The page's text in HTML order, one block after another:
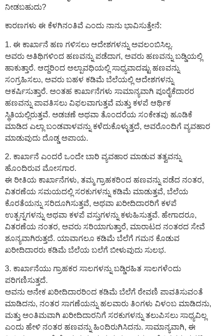
ನೀಡಬಹುದು?
ಕಾರಣಗಳು ಈ ಕೆಳಗಿನಂತಿವೆ ಎಂದು ನಾನು ಭಾವಿಸುತ್ತೇನೆ:
1. ಈ ಕಾರ್ಖಾನೆ ಹಣ ಗಳಿಸಲು ಆದೇಶಗಳನ್ನು ಅವಲಂಬಿಸಿಲ್ಲ.
ಅವರು ಅತಿಥಿಗಳಿಂದ ಹಣವನ್ನು ಪಡೆದಾಗ, ಅವರು ಹಣವನ್ನು ಬಡ್ಡಿಯಲ್ಲಿ
ಹಾಕುತ್ತಾರೆ. ಆದ್ದರಿಂದ ಅಲ್ಪಾವಧಿಯಲ್ಲಿ ಸಾಧ್ಯವಾದಷ್ಟು ಹಣವನ್ನು
ಸಂಗ್ರಹಿಸಲು, ಅವರು ಬಹಳ ಕಡಿಮೆ ಬೆಲೆಯಲ್ಲಿ ಆದೇಶಗಳನ್ನು
ಆಕರ್ಷಿಸುತ್ತಾರೆ. ಅಂತಹ ಕಾರ್ಖಾನೆಗಳು ಸಾಮಾನ್ಯವಾಗಿ ಪೂರೈಕೆದಾರರ
ಹಣವನ್ನು ಪಾವತಿಸಲು ವಿಫಲವಾಗುತ್ತವೆ ಮತ್ತು ಕಳಪೆ ಆರ್ಥಿಕ
ಸ್ಥಿತಿಯಲ್ಲಿರುತ್ತವೆ. ಅಡಚಣೆ ಅಥವಾ ತೊಂದರೆಯ ಸಂಕೇತವು ಹೂಡಿಕೆ
ಮಾಡಿದ ಎಲ್ಲಾ ಬಂಡವಾಳವನ್ನು ಕಳೆದುಕೊಳ್ಳುತ್ತದೆ, ಅವರೊಂದಿಗೆ ವ್ಯವಹಾರ
ಮಾಡುವುದು ದೊಡ್ಡ ಅಪಾಯ.
2. ಕಾರ್ಖಾನೆ ಎಂದರೆ ಒಂದೇ ಬಾರಿ ವ್ಯವಹಾರ ಮಾಡುವ ತತ್ವವನ್ನು
ಹೊಂದಿರುವ ಮೋಸಗಾರ.
ಈ ರೀತಿಯ ಕಾರ್ಖಾನೆಗಳು, ತಮ್ಮ ಗ್ರಾಹಕರಿಂದ ಹಣವನ್ನು ಪಡೆದ ನಂತರ,
ವಿತರಣೆಯ ಸಮಯದಲ್ಲಿ ಸರಕುಗಳನ್ನು ಕಡಿಮೆ ಮಾಡುತ್ತವೆ, ಬೆಲೆಯ
ಕೊರತೆಯನ್ನು ಸರಿದೂಗಿಸುತ್ತವೆ, ಅಥವಾ ಖರೀದಿದಾರರಿಗೆ ಕಳಪೆ
ಉತ್ಪನ್ನಗಳನ್ನು ಅಥವಾ ಕಳಪೆ ವಸ್ತುಗಳನ್ನು ಕಳುಹಿಸುತ್ತವೆ. ಹೇಗಾದರೂ,
ವಿತರಣೆಯ ನಂತರ, ಅವರು ಸರಿಯಾಗುತ್ತಾರೆ, ಮಾರಾಟದ ನಂತರದ ಸೇವೆ
ಶೂನ್ಯವಾಗಿರುತ್ತದೆ. ಯಾವಾಗಲೂ ಕಡಿಮೆ ಬೆಲೆಗೆ ಗಮನ ಕೊಡುವ
ಖರೀದಿದಾರರು ಕಡಿಮೆ ಬೆಲೆಯ ಬಲೆಗೆ ಬೀಳುವುದು ಸುಲಭ.
3. ಕಾರ್ಖಾನೆಯು ಗ್ರಾಹಕರ ಸಾಲಗಳನ್ನು ಬಡ್ಡಿರಹಿತ ಸಾಲಗಳೆಂದು
ಪರಿಗಣಿಸುತ್ತದೆ.
ಅವನು ಅನೇಕ ಖರೀದಿದಾರರಿಂದ ಕಡಿಮೆ ಬೆಲೆಗೆ ಠೇವಣಿ ಪಾವತಿಸುವಂತೆ
ಮಾಡಿದನು, ನಂತರ ಸಾಗಣೆಯನ್ನು ಹಲವಾರು ತಿಂಗಳು ವಿಳಂಬ ಮಾಡಿದನು,
ಮತ್ತು ಅಂತಿಮವಾಗಿ ಖರೀದಿದಾರನಿಗೆ ಸರಕುಗಳನ್ನು ತಲುಪಿಸಲು ಸಾಧ್ಯವಿಲ್ಲ
ಎಂದು ಹೇಳಿ ನಂತರ ಹಣವನ್ನು ಹಿಂದಿರುಗಿಸಿದನು. ಸಾಮಾನ್ಯವಾಗಿ, ಈ